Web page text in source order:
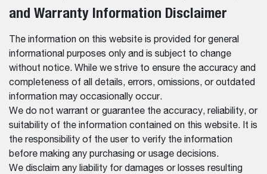
and Warranty Information Disclaimer
The information on this website is provided for general
informational purposes only and is subject to change
without notice. While we strive to ensure the accuracy and
completeness of all details, errors, omissions, or outdated
information may occasionally occur.
We do not warrant or guarantee the accuracy, reliability, or
suitability of the information contained on this website. It is
the responsibility of the user to verify the information
before making any purchasing or usage decisions.
We disclaim any liability for damages or losses resulting